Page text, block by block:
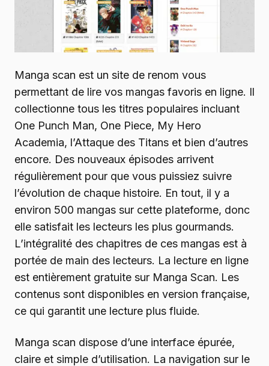
Manga scan est un site de renom vous
permettant de lire vos mangas favoris en ligne. Il
collectionne tous les titres populaires incluant
One Punch Man, One Piece, My Hero
Academia, l’Attaque des Titans et bien d’autres
encore. Des nouveaux épisodes arrivent
régulièrement pour que vous puissiez suivre
l’évolution de chaque histoire. En tout, il y a
environ 500 mangas sur cette plateforme, donc
elle satisfait les lecteurs les plus gourmands.
L’intégralité des chapitres de ces mangas est à
portée de main des lecteurs. La lecture en ligne
est entièrement gratuite sur Manga Scan. Les
contenus sont disponibles en version française,
ce qui garantit une lecture plus fluide.
Manga scan dispose d’une interface épurée,
claire et simple d’utilisation. La navigation sur le